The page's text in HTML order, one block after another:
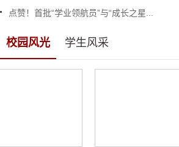
点赞！首批“学业领航员”与“成长之星...
校园风光 学生风采